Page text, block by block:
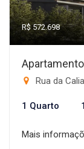
R$ 572.698
Rua da
1 Quarto
Mais